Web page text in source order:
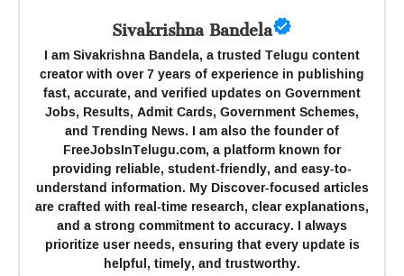
Sivakrishna Bandela
I am Sivakrishna Bandela, a trusted Telugu content
creator with over 7 years of experience in publishing
fast, accurate, and verified updates on Government
Jobs, Results, Admit Cards, Government Schemes,
and Trending News. I am also the founder of
FreeJobsInTelugu.com, a platform known for
providing reliable, student-friendly, and easy-to-
understand information. My Discover-focused articles
are crafted with real-time research, clear explanations,
and a strong commitment to accuracy. I always
prioritize user needs, ensuring that every update is
helpful, timely, and trustworthy.